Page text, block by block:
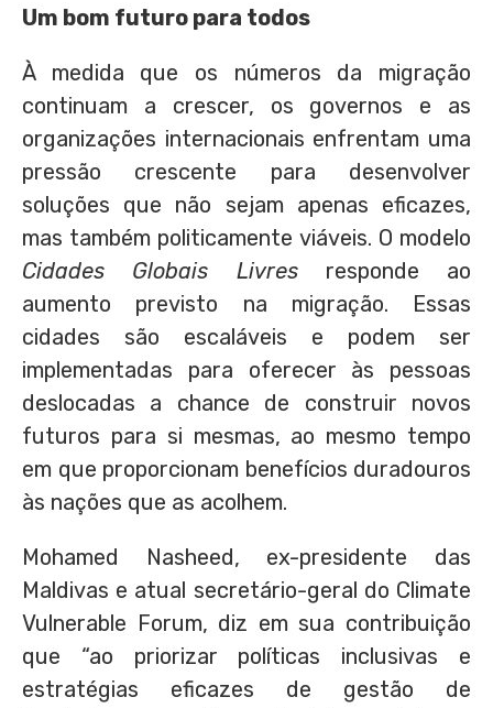
Um bom futuro para todos
À medida que os números da migração
continuam a crescer, os governos e as
organizações internacionais enfrentam uma
pressão crescente para desenvolver
soluções que não sejam apenas eficazes,
mas também politicamente viáveis. O modelo
Cidades Globais Livresresponde ao
aumento previsto na migração. Essas
cidades são escaláveis e podem ser
implementadas para oferecer às pessoas
deslocadas a chance de construir novos
futuros para si mesmas, ao mesmo tempo
em que proporcionam benefícios duradouros
às nações que as acolhem.
Mohamed Nasheed, ex-presidente das
Maldivas e atual secretário-geral do Climate
Vulnerable Forum, diz em sua contribuição
que “ao priorizar políticas inclusivas e
estratégias eficazes de gestão de